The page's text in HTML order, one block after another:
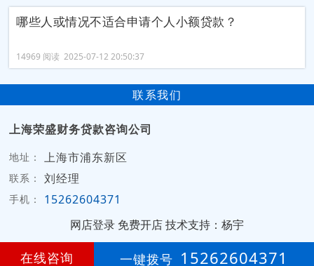
哪些人或情况不适合申请个人小额贷款？
14969 阅读 2025-07-12 20:50:37
联系我们
上海荣盛财务贷款咨询公司
地址： 上海市浦东新区
联系： 刘经理
手机：
15262604371
网店登录 免费开店技术支持：杨宇
第2年
在线咨询 一键拨号 15262604371